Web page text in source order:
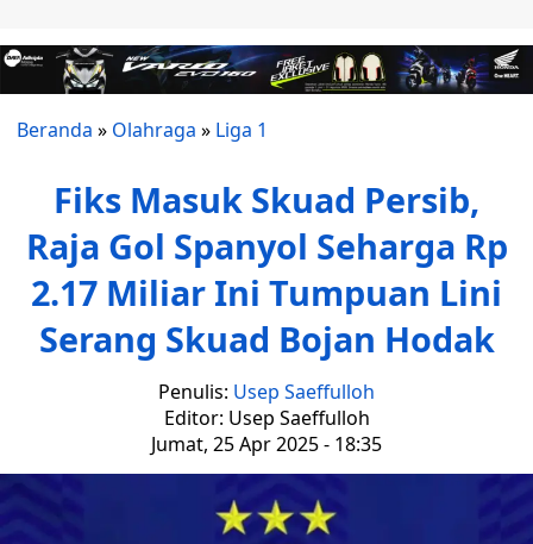
Beranda » Olahraga » Liga 1
Fiks Masuk Skuad Persib,
Raja Gol Spanyol Seharga Rp
2.17 Miliar Ini Tumpuan Lini
Serang Skuad Bojan Hodak
Penulis: Usep Saeffulloh
Editor: Usep Saeffulloh
Jumat, 25 Apr 2025 - 18:35